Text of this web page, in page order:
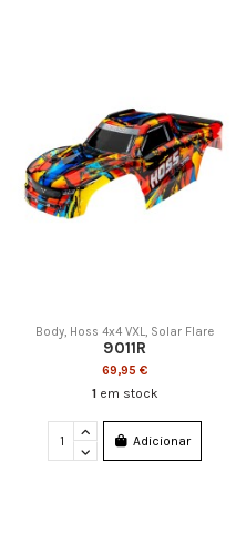
Body, Hoss 4x4 VXL, Solar Flare
9011R
69,95 €
1 em stock
Adicionar